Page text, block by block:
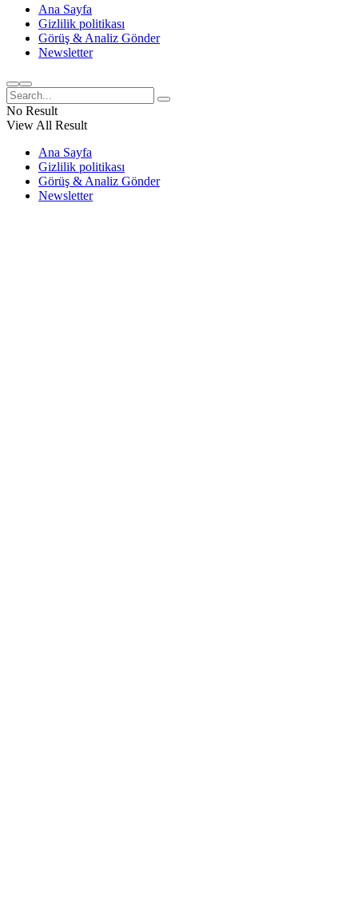
Ana Sayfa
Gizlilik politikası
Görüş & Analiz Gönder
Newsletter
No Result
View All Result
Ana Sayfa
Gizlilik politikası
Görüş & Analiz Gönder
Newsletter